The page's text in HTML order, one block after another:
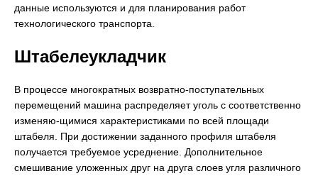
данные используются и для планирования работ
технологического транспорта.
Штабелеукладчик
В процессе многократных возвратно-поступательных
перемещений машина распределяет уголь с соответственно
изменяю-щимися характеристиками по всей площади
штабеля. При достижении заданного профиля штабеля
получается требуемое усреднение. Дополнительное
смешивание уложенных друг на друга слоев угля различного